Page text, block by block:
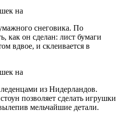
снеговика. По
как он сделан: лист бумаги
вдвое, и склеивается в
из Нидерландов.
позволяет сделать игрушки
мельчайшие детали.